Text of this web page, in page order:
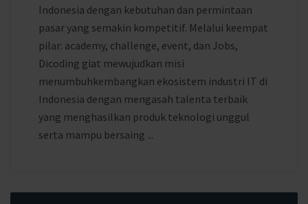
Indonesia dengan kebutuhan dan permintaan
pasar yang semakin kompetitif. Melalui keempat
pilar: academy, challenge, event, dan Jobs,
Dicoding giat mewujudkan misi
menumbuhkembangkan ekosistem industri IT di
Indonesia dengan mengasah talenta terbaik
yang menghasilkan produk teknologi unggul
serta mampu bersaing ...